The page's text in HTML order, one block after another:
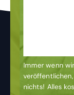
Immer wenn
nichts! Alles